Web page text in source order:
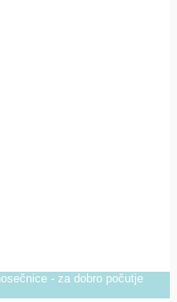
- za dobro počutje